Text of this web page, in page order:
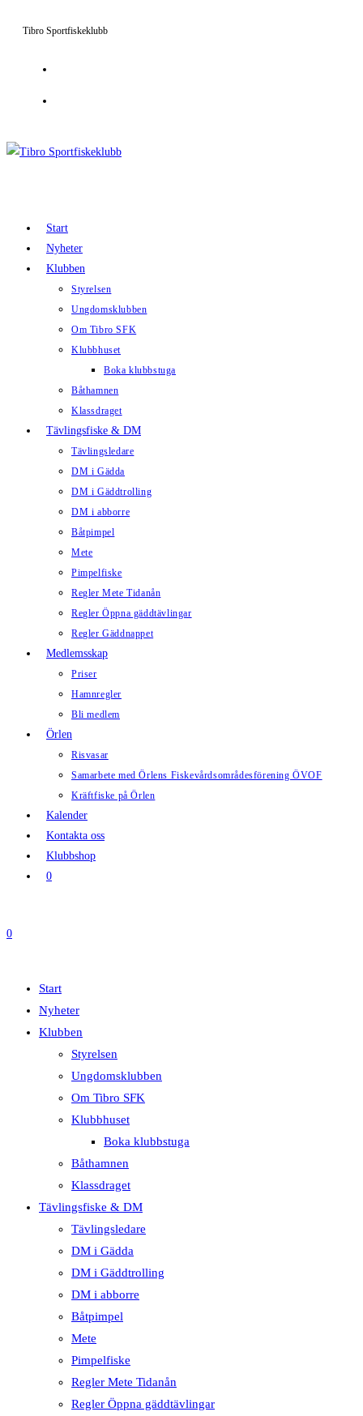
Tibro Sportfiskeklubb
Start
Nyheter
Klubben
Styrelsen
Ungdomsklubben
Om Tibro SFK
Klubbhuset
Boka klubbstuga
Båthamnen
Klassdraget
Tävlingsfiske & DM
Tävlingsledare
DM i Gädda
DM i Gäddtrolling
DM i abborre
Båtpimpel
Mete
Pimpelfiske
Regler Mete Tidanån
Regler Öppna gäddtävlingar
Regler Gäddnappet
Medlemsskap
Priser
Hamnregler
Bli medlem
Örlen
Risvasar
Samarbete med Örlens Fiskevårdsområdesförening ÖVOF
Kräftfiske på Örlen
Kalender
Kontakta oss
Klubbshop
0
0
Start
Nyheter
Klubben
Styrelsen
Ungdomsklubben
Om Tibro SFK
Klubbhuset
Boka klubbstuga
Båthamnen
Klassdraget
Tävlingsfiske & DM
Tävlingsledare
DM i Gädda
DM i Gäddtrolling
DM i abborre
Båtpimpel
Mete
Pimpelfiske
Regler Mete Tidanån
Regler Öppna gäddtävlingar